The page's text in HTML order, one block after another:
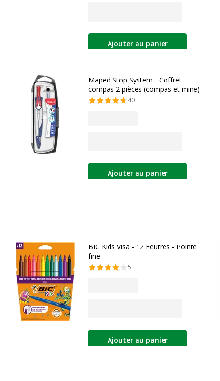
Ajouter au panier
Maped Stop System - Coffret
compas 2 pièces (compas et mine)
40
Ajouter au panier
BIC Kids Visa - 12 Feutres - Pointe
fine
5
Ajouter au panier